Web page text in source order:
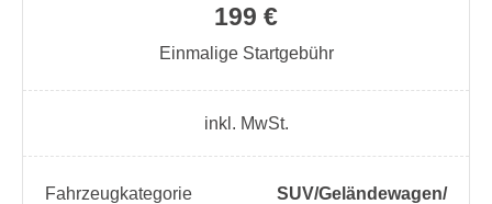
199 €
Einmalige Startgebühr
inkl. MwSt.
Fahrzeugkategorie
SUV/​Geländewagen/​